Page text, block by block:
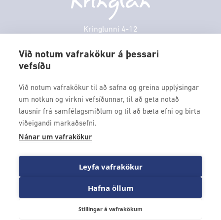
Við notum vafrakökur á þessari
vefsíðu
Við notum vafrakökur til að safna og greina upplýsingar
um notkun og virkni vefsíðunnar, til að geta notað
lausnir frá samfélagsmiðlum og til að bæta efni og birta
viðeigandi markaðsefni.
Nánar um vafrakökur
Leyfa vafrakökur
Hafna öllum
Stillingar á vafrakökum
Kringlunni 4-12
kringlan@kringlan.is
Borgarleikhúsið
Ævintýraland
Miðvikudagur
VERTU MEÐ
Fáðu forskot á dagskrána okkar og sértilboð með því að skrá